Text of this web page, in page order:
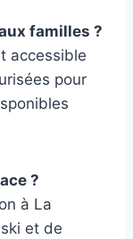
familles ?
accessible
pour
?
à La
et de